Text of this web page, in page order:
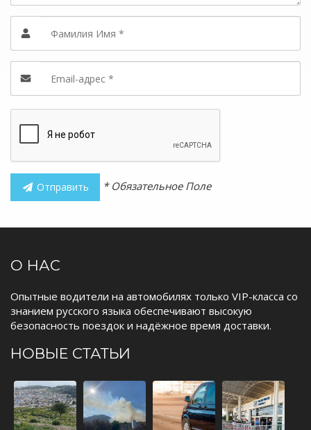
Отправить * Обязательное Поле
О НАС
Опытные водители на автомобилях только VIP-класса со
знанием русского языка обеспечивают высокую
безопасность поездок и надёжное время доставки.
НОВЫЕ СТАТЬИ